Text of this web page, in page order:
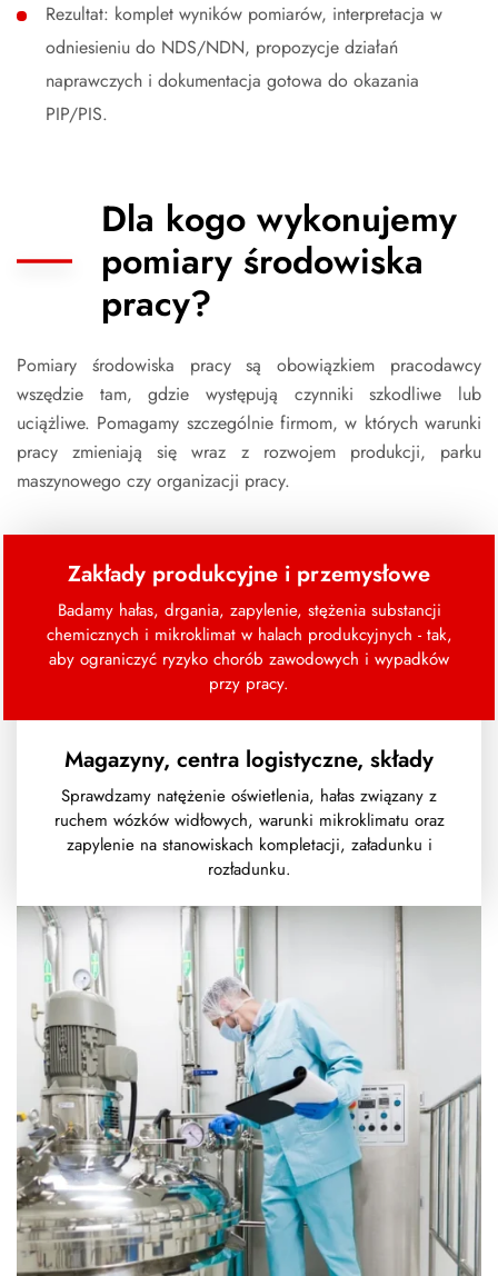
Rezultat: komplet wyników pomiarów, interpretacja w
odniesieniu do NDS/NDN, propozycje działań
naprawczych i dokumentacja gotowa do okazania
PIP/PIS.
Dla kogo wykonujemy
pomiary środowiska
pracy?
Pomiary środowiska pracy są obowiązkiem pracodawcy
wszędzie tam, gdzie występują czynniki szkodliwe lub
uciążliwe. Pomagamy szczególnie firmom, w których warunki
pracy zmieniają się wraz z rozwojem produkcji, parku
maszynowego czy organizacji pracy.
Zakłady produkcyjne i przemysłowe
Badamy hałas, drgania, zapylenie, stężenia substancji
chemicznych i mikroklimat w halach produkcyjnych - tak,
aby ograniczyć ryzyko chorób zawodowych i wypadków
przy pracy.
Magazyny, centra logistyczne, składy
Sprawdzamy natężenie oświetlenia, hałas związany z
ruchem wózków widłowych, warunki mikroklimatu oraz
zapylenie na stanowiskach kompletacji, załadunku i
rozładunku.